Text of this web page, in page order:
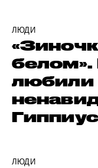
ЛЮДИ
белом».
любили
Гиппиус
ЛЮДИ